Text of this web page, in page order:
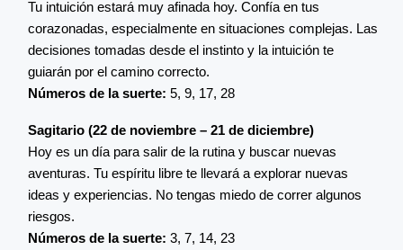
Tu intuición estará muy afinada hoy. Confía en tus
corazonadas, especialmente en situaciones complejas. Las
decisiones tomadas desde el instinto y la intuición te
guiarán por el camino correcto.
Números de la suerte: 5, 9, 17, 28
Sagitario (22 de noviembre – 21 de diciembre)
Hoy es un día para salir de la rutina y buscar nuevas
aventuras. Tu espíritu libre te llevará a explorar nuevas
ideas y experiencias. No tengas miedo de correr algunos
riesgos.
Números de la suerte: 3, 7, 14, 23